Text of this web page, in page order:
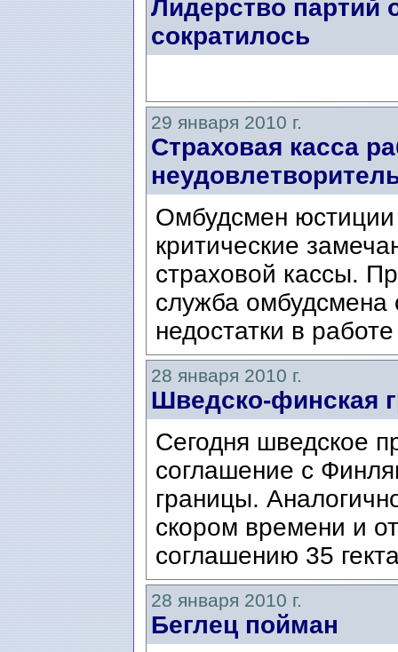
Лидерство партий
сократилось
29 января 2010 г.
Страховая касса
Омбудсмен
критические
страховой кассы.
служба омбудсмена
недостатки в
28 января 2010 г.
Шведско-финская
Сегодня шведское
соглашение с
границы.
скором времени и
соглашению 35
28 января 2010 г.
Беглец пойман